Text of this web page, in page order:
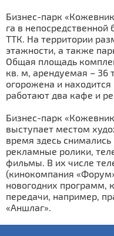
Бизнес-парк
га в непосредственной
ТТК. На территории
этажности, а также
Общая площадь
кв. м, арендуемая – 36
огорожена и находится
работают два кафе и
Бизнес-парк
выступает местом
время здесь
рекламные ролики,
фильмы. В их числе
(кинокомпания
новогодних программ,
передачи, например,
«Аншлаг».